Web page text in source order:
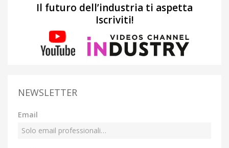
Il futuro dell’industria ti aspetta
Iscriviti!
NEWSLETTER
Email